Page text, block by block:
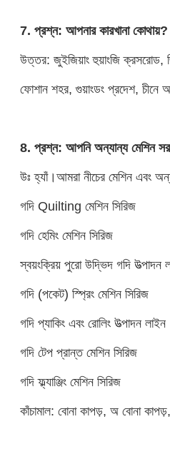
7. প্রশ্ন: আপনার কারখানা কোথায়?
উত্তর: জুইজিয়াং হুয়াংজি ক্রসরোড,
ফোশান শহর, গুয়াংডং প্রদেশ, চীনে
8. প্রশ্ন: আপনি অন্যান্য মেশিন
উঃ হ্যাঁ।আমরা নীচের মেশিন এবং
গদি Quilting মেশিন সিরিজ
গদি হেমিং মেশিন সিরিজ
স্বয়ংক্রিয় পুরো উদ্ভিদ গদি উত্পাদন
গদি (পকেট) স্প্রিং মেশিন সিরিজ
গদি প্যাকিং এবং রোলিং উত্পাদন লাইন
গদি টেপ প্রান্ত মেশিন সিরিজ
গদি ফ্ল্যাঞ্জিং মেশিন সিরিজ
কাঁচামাল: বোনা কাপড়, অ বোনা